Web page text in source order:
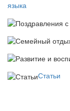
языка
Статьи